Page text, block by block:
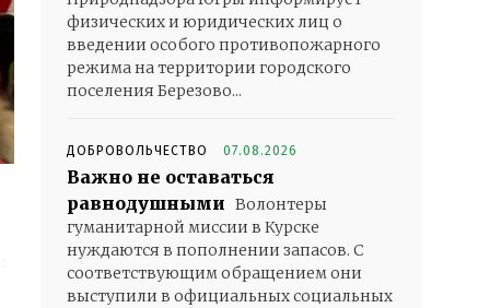
физических и юридических лиц о
введении особого противопожарного
режима на территории городского
поселения Березово...
ДОБРОВОЛЬЧЕСТВО 07.08.2026
Важно не оставаться
равнодушными Волонтеры
гуманитарной миссии в Курске
нуждаются в пополнении запасов. С
соответствующим обращением они
выступили в официальных социальных